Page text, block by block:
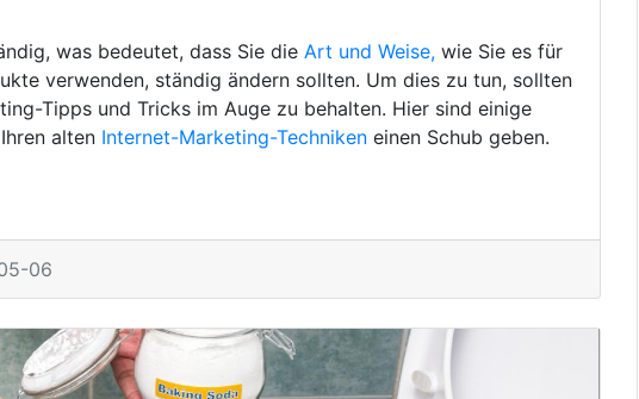
was bedeutet, dass Sie die Art und Weise, wie Sie es für
verwenden, ständig ändern sollten. Um dies zu tun, sollten
Tipps und Tricks im Auge zu behalten. Hier sind einige
alten Internet-Marketing-Techniken einen Schub geben.
06